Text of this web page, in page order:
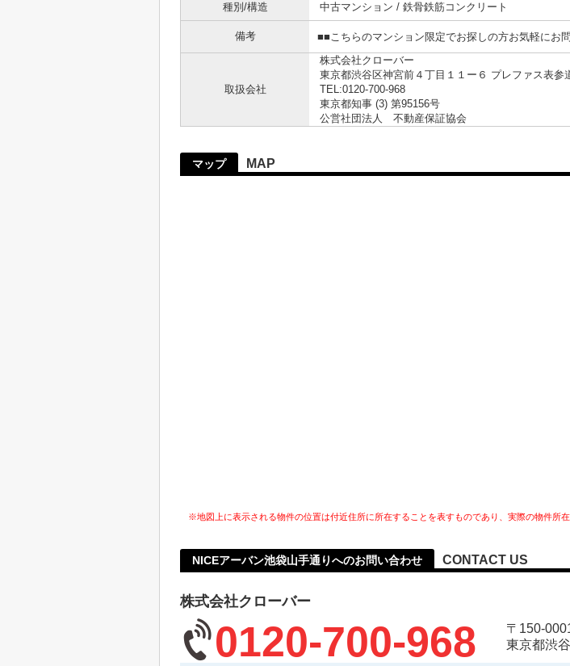
種別/構造 中古マンション / 鉄骨鉄筋コンクリート
備考 ■■こちらのマンション限定でお探しの方お気軽にお
取扱会社
株式会社クローバー
東京都渋谷区神宮前４丁目１１ー６ プレファス表参
TEL:0120-700-968
東京都知事 (3) 第95156号
公営社団法人 不動産保証協会
マップ MAP
※地図上に表示される物件の位置は付近住所に所在することを表すものであり、実際の物件所
NICEアーバン池袋山手通りへのお問い合わせ CONTACT US
株式会社クローバー
0120-700-968
〒150-
東京都渋